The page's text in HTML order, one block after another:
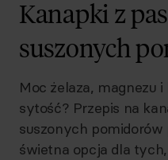
Kanapki z
suszonych
Moc żelaza, magnezu
sytość? Przepis na
suszonych pomidorów
świetna opcja dla